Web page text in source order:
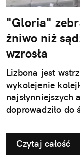
"Gloria"
żniwo niż
wzrosła
Lizbona jest
wykolejenie
doprowadziło do
Czytaj całość